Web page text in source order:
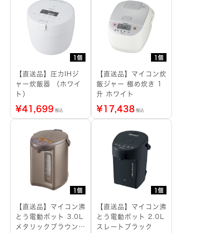
1個
【直送品】圧力IHジ
ャー炊飯器 （ホワイ
ト）
¥41,699 税込
1個
【直送品】マイコン炊
飯ジャー 極め炊き 1
升 ホワイト
¥17,438 税込
1個
【直送品】マイコン沸
とう電動ポット 3.0L
メタリックブラウン
1個
【直送品】マイコン沸
とう電動ポット 2.0L
スレートブラック